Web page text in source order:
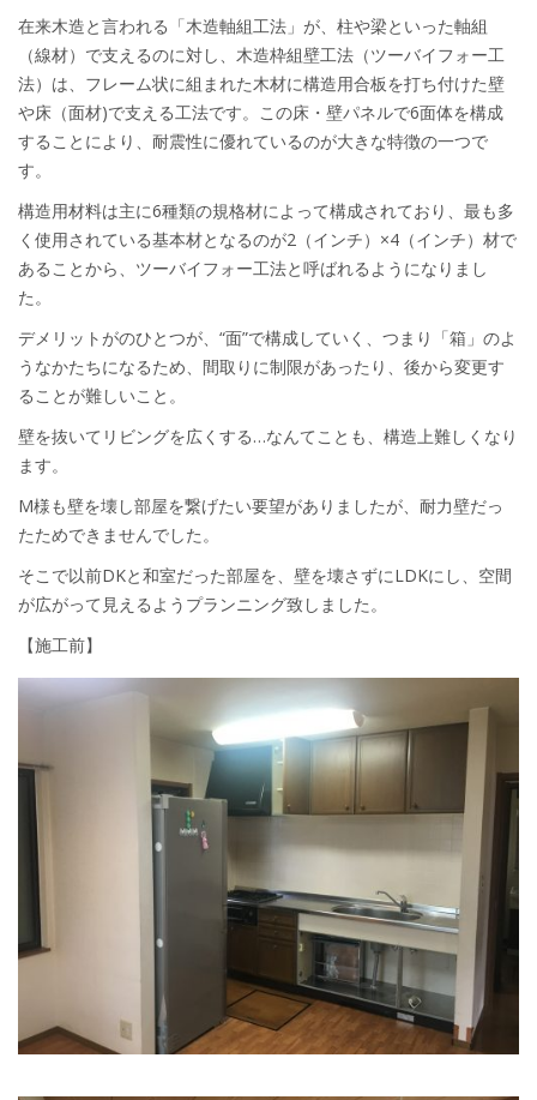
在来木造と言われる「木造軸組工法」が、柱や梁といった軸組
（線材）で支えるのに対し、木造枠組壁工法（ツーバイフォー工
法）は、フレーム状に組まれた木材に構造用合板を打ち付けた壁
や床（面材)で支える工法です。この床・壁パネルで6面体を構成
することにより、耐震性に優れているのが大きな特徴の一つで
す。
構造用材料は主に6種類の規格材によって構成されており、最も多
く使用されている基本材となるのが2（インチ）×4（インチ）材で
あることから、ツーバイフォー工法と呼ばれるようになりまし
た。
デメリットがのひとつが、“面”で構成していく、つまり「箱」のよ
うなかたちになるため、間取りに制限があったり、後から変更す
ることが難しいこと。
壁を抜いてリビングを広くする…なんてことも、構造上難しくなり
ます。
M様も壁を壊し部屋を繋げたい要望がありましたが、耐力壁だっ
たためできませんでした。
そこで以前DKと和室だった部屋を、壁を壊さずにLDKにし、空間
が広がって見えるようプランニング致しました。
【施工前】